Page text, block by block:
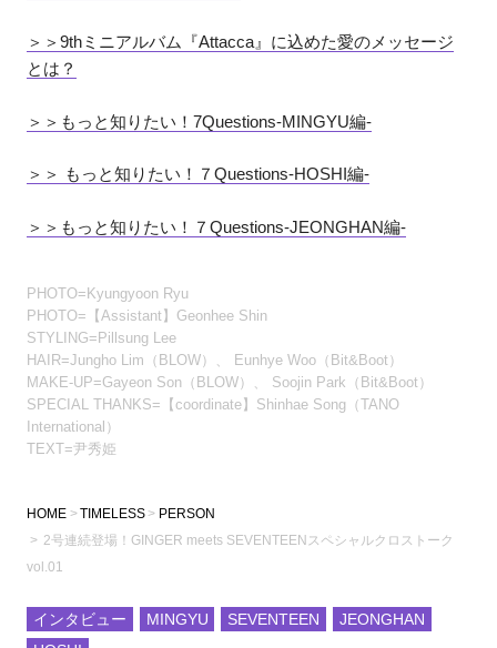
＞＞9thミニアルバム『Attacca』に込めた愛のメッセージ
とは？
＞＞もっと知りたい！7Questions-MINGYU編-
＞＞ もっと知りたい！７Questions-HOSHI編-
＞＞もっと知りたい！７Questions-JEONGHAN編-
PHOTO=Kyungyoon Ryu
PHOTO=【Assistant】Geonhee Shin
STYLING=Pillsung Lee
HAIR=Jungho Lim（BLOW）、 Eunhye Woo（Bit&Boot）
MAKE-UP=Gayeon Son（BLOW）、 Soojin Park（Bit&Boot）
SPECIAL THANKS=【coordinate】Shinhae Song（TANO
International）
TEXT=尹秀姫
HOME TIMELESS
PERSON
2号連続登場！GINGER meets SEVENTEENスペシャルクロストーク
vol.01
インタビュー MINGYU SEVENTEEN
JEONGHAN